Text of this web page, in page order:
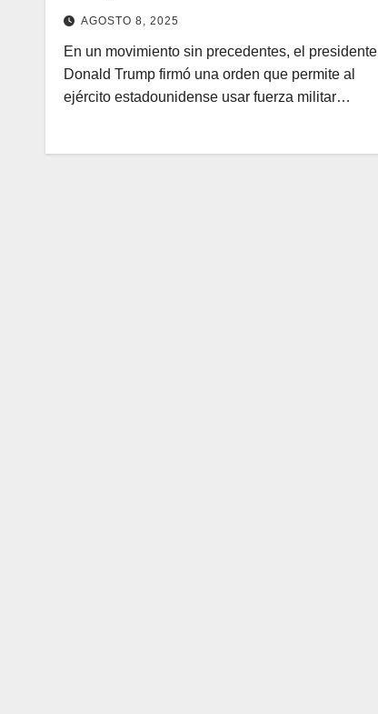
AGOSTO 8, 2025
En un movimiento sin precedentes, el presidente
Donald Trump firmó una orden que permite al
ejército estadounidense usar fuerza militar…